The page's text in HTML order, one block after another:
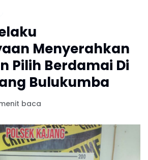
Menyerahkan
Pilih Berdamai Di
Bulukumba
baca